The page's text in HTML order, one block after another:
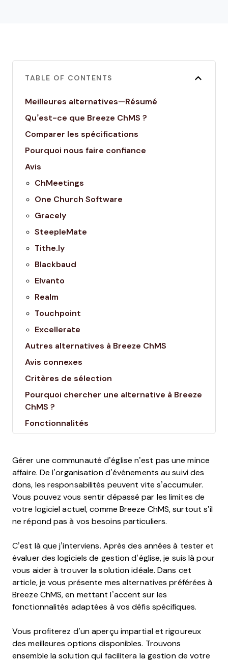
TABLE OF CONTENTS
Meilleures alternatives—Résumé
Qu’est-ce que Breeze ChMS ?
Comparer les spécifications
Pourquoi nous faire confiance
Avis
ChMeetings
One Church Software
Gracely
SteepleMate
Tithe.ly
Blackbaud
Elvanto
Realm
Touchpoint
Excellerate
Autres alternatives à Breeze ChMS
Avis connexes
Critères de sélection
Pourquoi chercher une alternative à Breeze
ChMS ?
Fonctionnalités
Gérer une communauté d’église n’est pas une mince
affaire. De l’organisation d’événements au suivi des
dons, les responsabilités peuvent vite s’accumuler.
Vous pouvez vous sentir dépassé par les limites de
votre logiciel actuel, comme Breeze ChMS, surtout s’il
ne répond pas à vos besoins particuliers.
C’est là que j’interviens. Après des années à tester et
évaluer des logiciels de gestion d’église, je suis là pour
vous aider à trouver la solution idéale. Dans cet
article, je vous présente mes alternatives préférées à
Breeze ChMS, en mettant l’accent sur les
fonctionnalités adaptées à vos défis spécifiques.
Vous profiterez d’un aperçu impartial et rigoureux
des meilleures options disponibles. Trouvons
ensemble la solution qui facilitera la gestion de votre